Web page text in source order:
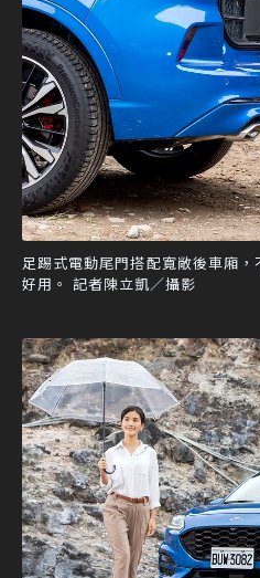
足踢式電動尾門搭配寬敞後車廂
好用。 記者陳立凱／攝影